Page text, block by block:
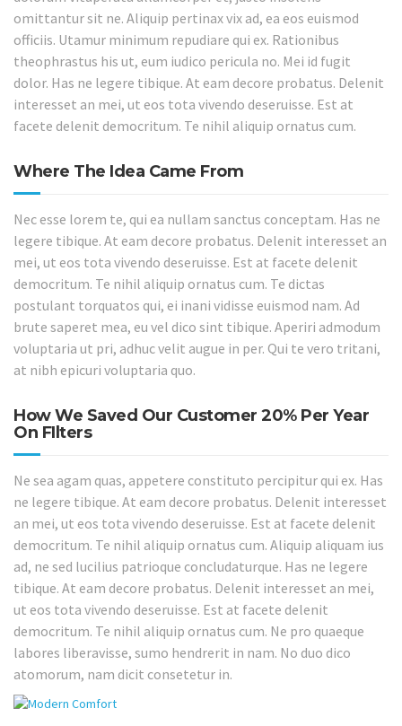
omittantur sit ne. Aliquip pertinax vix ad, ea eos euismod
officiis. Utamur minimum repudiare qui ex. Rationibus
theophrastus his ut, eum iudico pericula no. Mei id fugit
dolor. Has ne legere tibique. At eam decore probatus. Delenit
interesset an mei, ut eos tota vivendo deseruisse. Est at
facete delenit democritum. Te nihil aliquip ornatus cum.
Where The Idea Came From
Nec esse lorem te, qui ea nullam sanctus conceptam. Has ne
legere tibique. At eam decore probatus. Delenit interesset an
mei, ut eos tota vivendo deseruisse. Est at facete delenit
democritum. Te nihil aliquip ornatus cum. Te dictas
postulant torquatos qui, ei inani vidisse euismod nam. Ad
brute saperet mea, eu vel dico sint tibique. Aperiri admodum
voluptaria ut pri, adhuc velit augue in per. Qui te vero tritani,
at nibh epicuri voluptaria quo.
How We Saved Our Customer 20% Per Year
On FIlters
Ne sea agam quas, appetere constituto percipitur qui ex. Has
ne legere tibique. At eam decore probatus. Delenit interesset
an mei, ut eos tota vivendo deseruisse. Est at facete delenit
democritum. Te nihil aliquip ornatus cum. Aliquip aliquam ius
ad, ne sed lucilius patrioque concludaturque. Has ne legere
tibique. At eam decore probatus. Delenit interesset an mei,
ut eos tota vivendo deseruisse. Est at facete delenit
democritum. Te nihil aliquip ornatus cum. Ne pro quaeque
labores liberavisse, sumo hendrerit in nam. No duo dico
atomorum, nam dicit consetetur in.